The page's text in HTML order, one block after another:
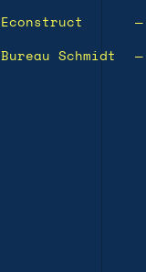
Econstruct —
Bureau Schmidt —